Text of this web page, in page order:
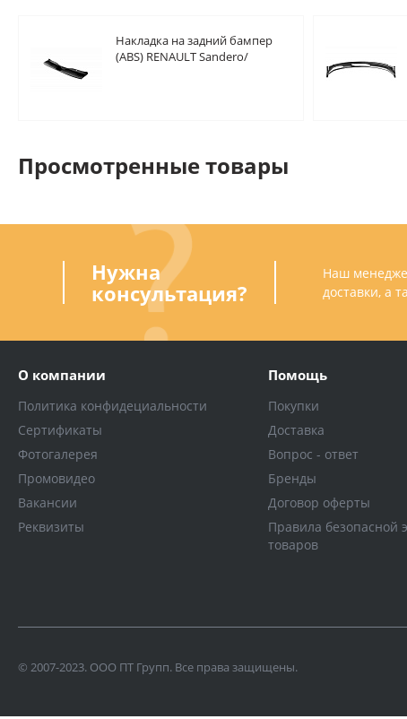
Накладка на задний бампер
(ABS) RENAULT Sandero/
Просмотренные товары
Нужна
консультация?
Наш
доставки, а
О компании
Политика конфидециальности
Сертификаты
Фотогалерея
Промовидео
Вакансии
Реквизиты
Помощь
Покупки
Доставка
Вопрос - ответ
Бренды
Договор оферты
Правила безопасной
товаров
© 2007-2023. ООО ПТ Групп. Все права защищены.